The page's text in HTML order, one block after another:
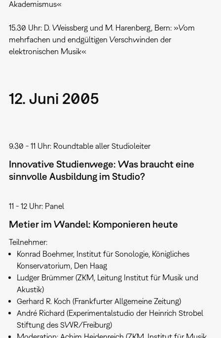
Akademismus«
15.30 Uhr: D. Weissberg und M. Harenberg, Bern: »Vom
mehrfachen und endgültigen Verschwinden der
elektronischen Musik«
12. Juni 2005
9.30 - 11 Uhr: Roundtable aller Studioleiter
Innovative Studienwege: Was braucht eine
sinnvolle Ausbildung im Studio?
11 - 12 Uhr: Panel
Metier im Wandel: Komponieren heute
Teilnehmer:
Konrad Boehmer, Institut für Sonologie, Königliches
Konservatorium, Den Haag
Ludger Brümmer (ZKM, Leitung Institut für Musik und
Akustik)
Gerhard R. Koch (Frankfurter Allgemeine Zeitung)
André Richard (Experimentalstudio der Heinrich Strobel
Stiftung des SWR/Freiburg)